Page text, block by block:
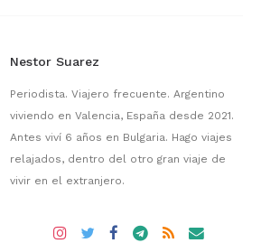
Nestor Suarez
Periodista. Viajero frecuente. Argentino
viviendo en Valencia, España desde 2021.
Antes viví 6 años en Bulgaria. Hago viajes
relajados, dentro del otro gran viaje de
vivir en el extranjero.